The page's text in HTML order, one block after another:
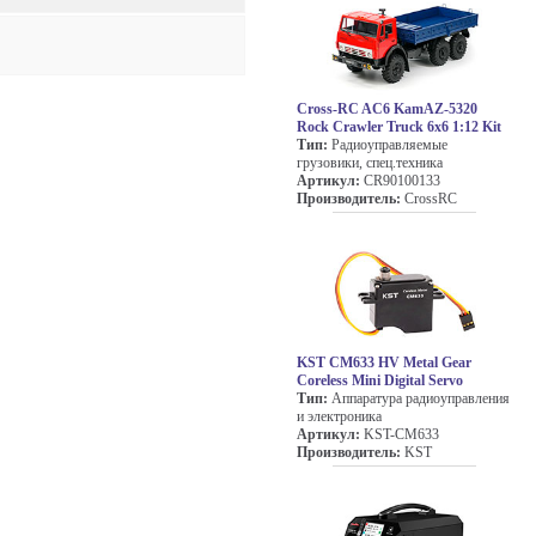
Cross-RC AC6 KamAZ-5320
Rock Crawler Truck 6x6 1:12 Kit
Тип: Радиоуправляемые
грузовики, спец.техника
Артикул: CR90100133
Производитель: CrossRC
KST CM633 HV Metal Gear
Coreless Mini Digital Servo
Тип: Аппаратура радиоуправления
и электроника
Артикул: KST-CM633
Производитель: KST